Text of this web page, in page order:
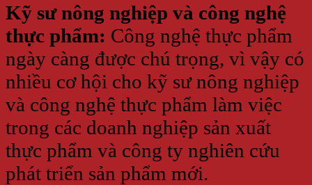
Kỹ sư nông nghiệp và công nghệ
thực phẩm: Công nghệ thực phẩm
ngày càng được chú trọng, vì vậy có
nhiều cơ hội cho kỹ sư nông nghiệp
và công nghệ thực phẩm làm việc
trong các doanh nghiệp sản xuất
thực phẩm và công ty nghiên cứu
phát triển sản phẩm mới.